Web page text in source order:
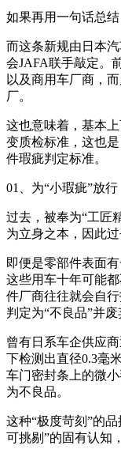
如果再用一句话总
而这条新规由日本
会JAFA联手敲定。
以及商用车厂商，
厂。
这也意味着，基本
变质检标准，这也
件瑕疵判定标准。
01、为“小瑕疵”放行
过去，被奉为“工匠
为立身之本，因此
即便是零部件表面
这些用车十年可能
件厂商往往就会自
判定为“不良品”并
曾有日系车企供应
下检测出直径0.3毫
车门密封条上的微
为不良品。
这种“极度苛刻”的
可挑剔”的固有认知